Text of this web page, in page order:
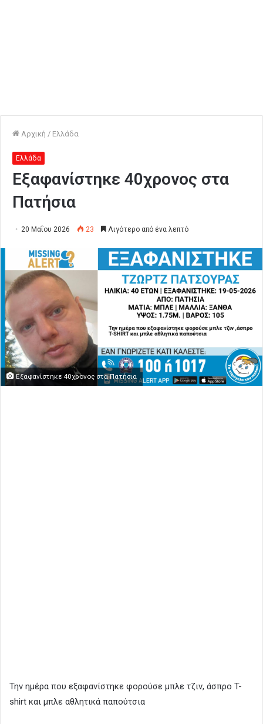
Αρχική / Ελλάδα
Ελλάδα
Εξαφανίστηκε 40χρονος στα
Πατήσια
20 Μαΐου 2026 23 Λιγότερο από ένα λεπτό
Εξαφανίστηκε 40χρονος στα Πατήσια
Την ημέρα που εξαφανίστηκε φορούσε μπλε τζιν, άσπρο T-
shirt και μπλε αθλητικά παπούτσια